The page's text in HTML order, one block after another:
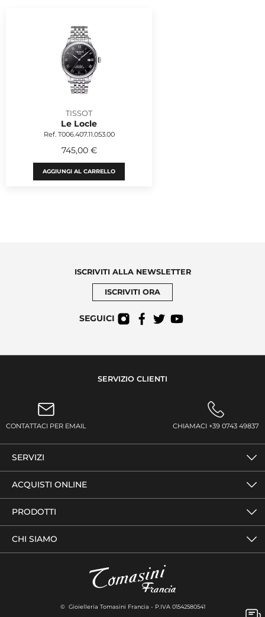
TISSOT
Le Locle
Ref. T006.407.11.053.00
745,00 €
AGGIUNGI AL CARRELLO
ISCRIVITI ALLA NEWSLETTER
ISCRIVITI ORA
SEGUICI
SERVIZIO CLIENTI
CONTATTACI PER EMAIL CHIAMACI +39 0743 49837
SERVIZI
ACQUISTI ONLINE
PRODOTTI
CHI SIAMO
© Gioielleria Tomasini Francia - P.IVA 01542580541